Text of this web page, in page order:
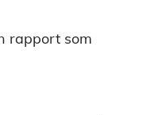
rapport som